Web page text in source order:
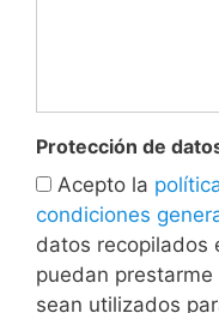
Protección de
Acepto la
condiciones
datos recopilados
puedan
sean utilizados